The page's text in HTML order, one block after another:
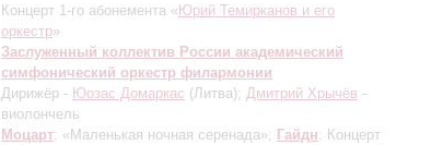
Концерт 1-го абонемента « Юрий Темирканов и его
оркестр»
Заслуженный коллектив России академический
симфонический оркестр филармонии
Дирижёр - Юозас Домаркас (Литва); Дмитрий Хрычёв -
виолончель
Моцарт: «Маленькая ночная серенада»; Гайдн: Концерт